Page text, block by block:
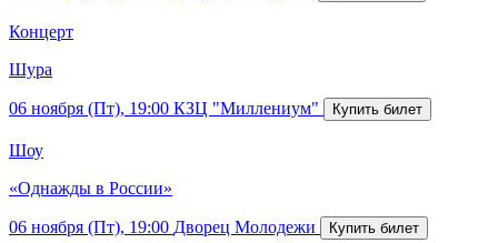
Концерт
Шура
06 ноября (Пт), 19:00 КЗЦ "Миллениум"
Шоу
«Однажды в России»
06 ноября (Пт), 19:00 Дворец Молодежи